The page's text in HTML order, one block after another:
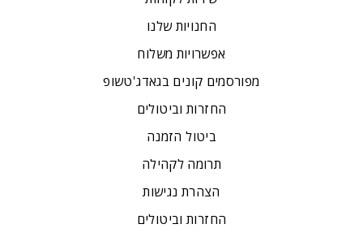
החנויות שלנו
אפשרויות משלוח
מפורסמים קונים בגאדג'טשופ
החזרות וביטולים
ביטול הזמנה
תרומה לקהילה
הצהרת נגישות
החזרות וביטולים